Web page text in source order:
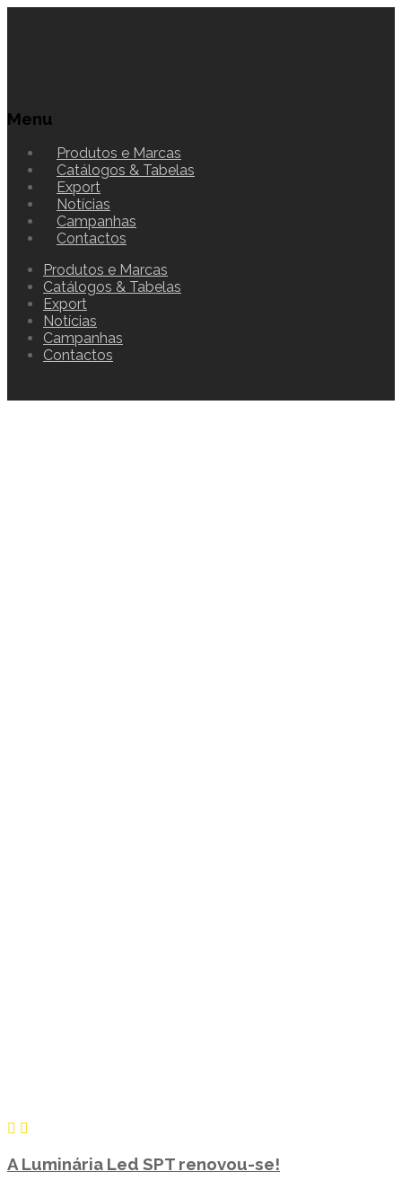
Menu
Produtos e Marcas
Catálogos & Tabelas
Export
Notícias
Campanhas
Contactos
Produtos e Marcas
Catálogos & Tabelas
Export
Notícias
Campanhas
Contactos
A Luminária Led SPT renovou-se!